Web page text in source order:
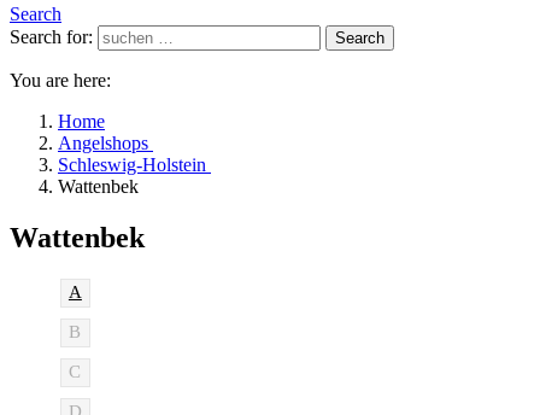
Search
Search for:
Search
You are here:
Home
Angelshops
Schleswig-Holstein
Wattenbek
Wattenbek
A
B
C